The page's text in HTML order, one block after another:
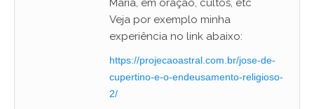
Maria, em oração, cultos, etc
Veja por exemplo minha
experiência no link abaixo:
https://projecaoastral.com.br/jose-de-
cupertino-e-o-endeusamento-religioso-
2/